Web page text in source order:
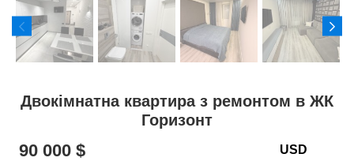
Двокімнатна квартира з ремонтом в ЖК
Горизонт
90 000 $